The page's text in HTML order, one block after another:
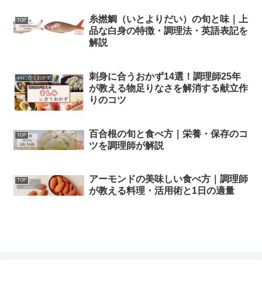
TOP
糸撚鯛（いとよりだい）の旬と味｜上
品な白身の特徴・調理法・英語表記を
解説
○○に合うおかず
刺身に合うおかず14選！調理師25年
が教える物足りなさを解消する献立作
りのコツ
TOP
百合根の旬と食べ方｜栄養・保存のコ
ツを調理師が解説
TOP
アーモンドの美味しい食べ方｜調理師
が教える料理・活用術と1日の適量